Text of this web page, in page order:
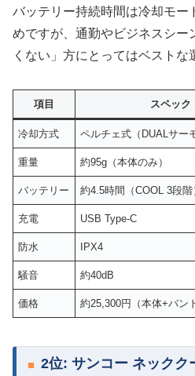
バッテリー持続時間は冷却モー
めですが、通勤やビジネスシー
くない」方にとってはベストな
項目 スペック
冷却方式 ペルチェ式（DUALサー
重量 約95g（本体のみ）
バッテリー 約4.5時間（COOL 3段階
充電 USB Type-C
防水 IPX4
騒音 約40dB
価格 約25,300円（本体+バン
2位: サンコー ネックク